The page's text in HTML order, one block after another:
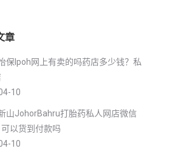
章
保lpoh网上有卖的吗药店多少钱？私
10
山JohorBahru打胎药私人网店微信
以货到付款吗
10